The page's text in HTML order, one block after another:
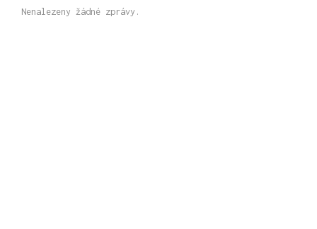
Nenalezeny žádné zprávy.